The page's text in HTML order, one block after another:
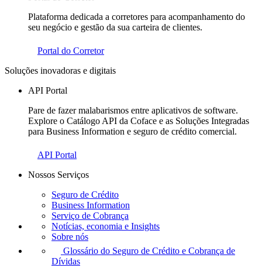
Plataforma dedicada a corretores para acompanhamento do
seu negócio e gestão da sua carteira de clientes.
Portal do Corretor
Soluções inovadoras e digitais
API Portal
Pare de fazer malabarismos entre aplicativos de software.
Explore o Catálogo API da Coface e as Soluções Integradas
para Business Information e seguro de crédito comercial.
API Portal
Nossos Serviços
Seguro de Crédito
Business Information
Serviço de Cobrança
Notícias, economia e Insights
Sobre nós
Glossário do Seguro de Crédito e Cobrança de
Dívidas